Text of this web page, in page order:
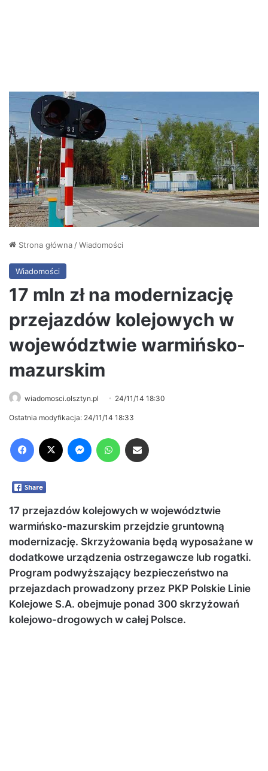
Strona główna /Wiadomości
Wiadomości
17 mln zł na modernizację
przejazdów kolejowych w
województwie warmińsko-
mazurskim
wiadomosci.olsztyn.pl 24/11/14 18:30
Ostatnia modyfikacja: 24/11/14 18:33
17 przejazdów kolejowych w województwie
warmińsko-mazurskim przejdzie gruntowną
modernizację. Skrzyżowania będą wyposażane w
dodatkowe urządzenia ostrzegawcze lub rogatki.
Program podwyższający bezpieczeństwo na
przejazdach prowadzony przez PKP Polskie Linie
Kolejowe S.A. obejmuje ponad 300 skrzyżowań
kolejowo-drogowych w całej Polsce.